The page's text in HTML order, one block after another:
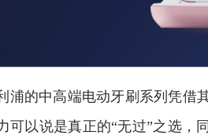
浦的中高端电动牙刷系列凭借
可以说是真正的“无过”之选，